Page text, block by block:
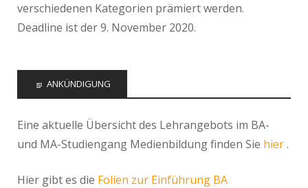
verschiedenen Kategorien prämiert werden.
Deadline ist der 9. November 2020.
ANKÜNDIGUNG
Eine aktuelle Übersicht des Lehrangebots im BA-
und MA-Studiengang Medienbildung finden Sie hier.
Hier gibt es die Folien zur Einführung BA